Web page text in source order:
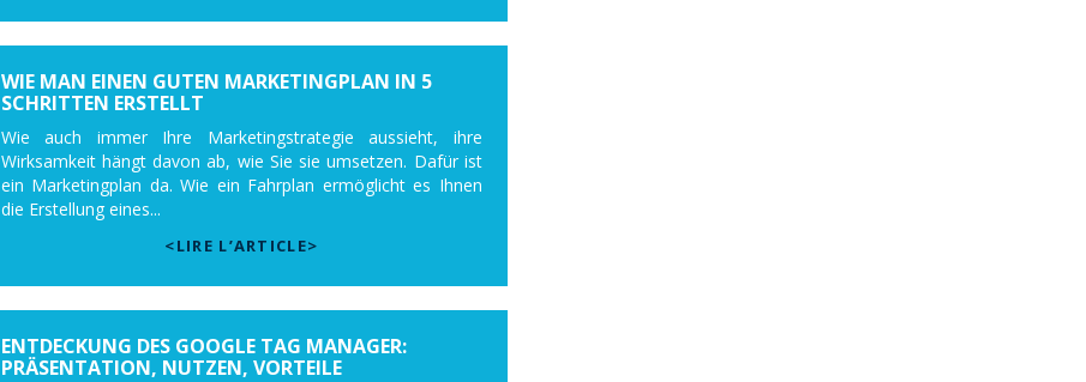
WIE MAN EINEN GUTEN MARKETINGPLAN IN 5
SCHRITTEN ERSTELLT
Wie auch immer Ihre Marketingstrategie aussieht, ihre
Wirksamkeit hängt davon ab, wie Sie sie umsetzen. Dafür ist
ein Marketingplan da. Wie ein Fahrplan ermöglicht es Ihnen
die Erstellung eines...
<LIRE L’ARTICLE>
ENTDECKUNG DES GOOGLE TAG MANAGER:
PRÄSENTATION, NUTZEN, VORTEILE